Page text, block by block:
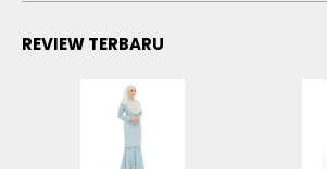
REVIEW TERBARU